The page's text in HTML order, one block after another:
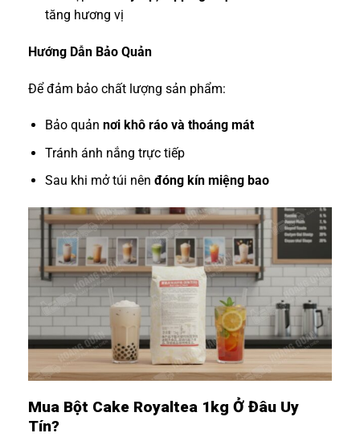
tăng hương vị
Hướng Dẫn Bảo Quản
Để đảm bảo chất lượng sản phẩm:
Bảo quản nơi khô ráo và thoáng mát
Tránh ánh nắng trực tiếp
Sau khi mở túi nên đóng kín miệng bao
Mua Bột Cake Royaltea 1kg Ở Đâu Uy
Tín?